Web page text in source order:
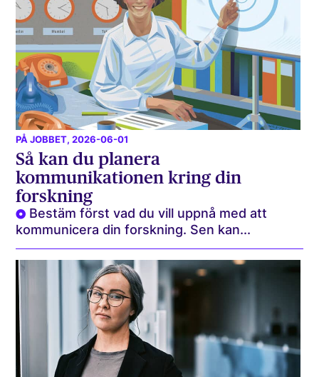
PÅ JOBBET, 2026-06-01
Så kan du planera
kommunikationen kring din
forskning
Bestäm först vad du vill uppnå med att
kommunicera din forskning. Sen kan...